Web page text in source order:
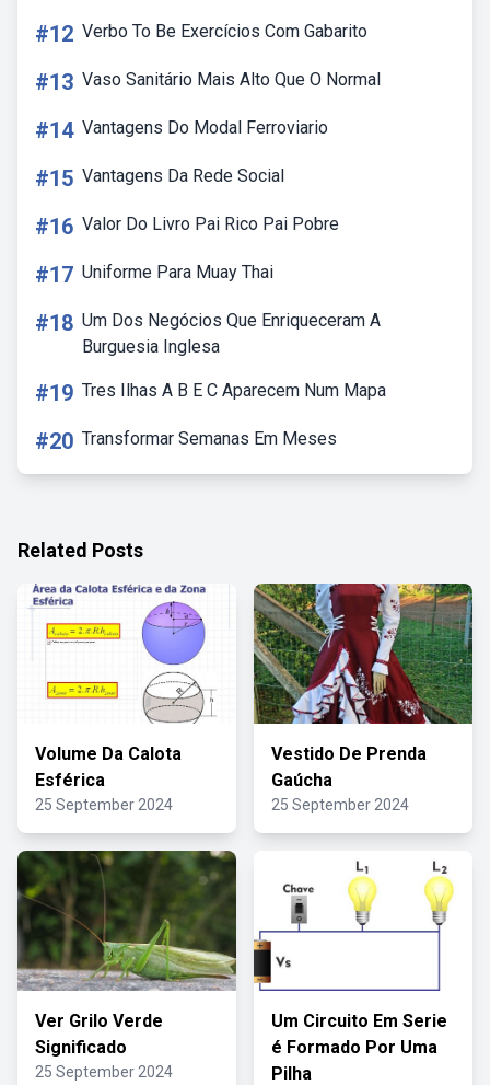
#12 Verbo To Be Exercícios Com Gabarito
#13 Vaso Sanitário Mais Alto Que O Normal
#14 Vantagens Do Modal Ferroviario
#15 Vantagens Da Rede Social
#16 Valor Do Livro Pai Rico Pai Pobre
#17 Uniforme Para Muay Thai
#18 Um Dos Negócios Que Enriqueceram A
Burguesia Inglesa
#19 Tres Ilhas A B E C Aparecem Num Mapa
#20 Transformar Semanas Em Meses
Related Posts
Volume Da Calota
Esférica
25 September 2024
Vestido De Prenda
Gaúcha
25 September 2024
Ver Grilo Verde
Significado
25 September 2024
Um Circuito Em Serie
é Formado Por Uma
Pilha